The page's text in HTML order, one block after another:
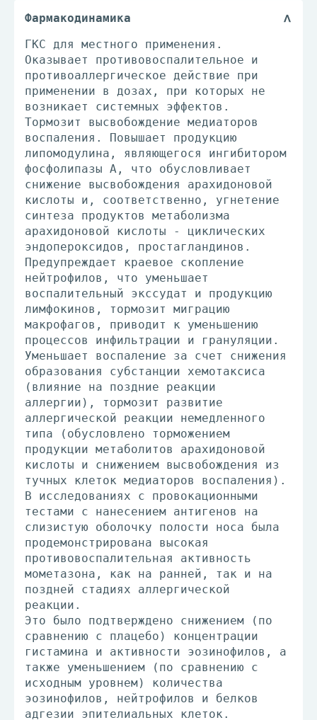
Фармакодинамика
ГКС для местного применения.
Оказывает противовоспалительное и
противоаллергическое действие при
применении в дозах, при которых не
возникает системных эффектов.
Тормозит высвобождение медиаторов
воспаления. Повышает продукцию
липомодулина, являющегося ингибитором
фосфолипазы А, что обусловливает
снижение высвобождения арахидоновой
кислоты и, соответственно, угнетение
синтеза продуктов метаболизма
арахидоновой кислоты - циклических
эндопероксидов, простагландинов.
Предупреждает краевое скопление
нейтрофилов, что уменьшает
воспалительный экссудат и продукцию
лимфокинов, тормозит миграцию
макрофагов, приводит к уменьшению
процессов инфильтрации и грануляции.
Уменьшает воспаление за счет снижения
образования субстанции хемотаксиса
(влияние на поздние реакции
аллергии), тормозит развитие
аллергической реакции немедленного
типа (обусловлено торможением
продукции метаболитов арахидоновой
кислоты и снижением высвобождения из
тучных клеток медиаторов воспаления).
В исследованиях с провокационными
тестами с нанесением антигенов на
слизистую оболочку полости носа была
продемонстрирована высокая
противовоспалительная активность
мометазона, как на ранней, так и на
поздней стадиях аллергической
реакции.
Это было подтверждено снижением (по
сравнению с плацебо) концентрации
гистамина и активности эозинофилов, а
также уменьшением (по сравнению с
исходным уровнем) количества
эозинофилов, нейтрофилов и белков
адгезии эпителиальных клеток.